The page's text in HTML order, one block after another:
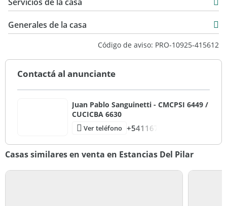
Generales de la casa
Código de aviso: PRO-10925-415612
Contactá al anunciante
Juan Pablo Sanguinetti - CMCPSI 6449 /
CUCICBA 6630
Ver teléfono +541167
Casas similares en venta en Estancias Del Pilar